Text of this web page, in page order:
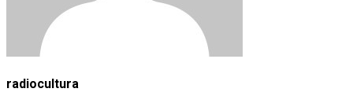
radiocultura